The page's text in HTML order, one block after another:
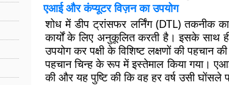
एआई और कंप्यूटर विज़न का उपयोग
शोध में डीप ट्रांसफर लर्निंग (DTL) तकनीक
कार्यों के लिए अनुकूलित करती है। इसके साथ
उपयोग कर पक्षी के विशिष्ट लक्षणों की पहचान
पहचान चिन्ह के रूप में इस्तेमाल किया गया।
की और यह पुष्टि की कि वह हर वर्ष उसी घोंसले